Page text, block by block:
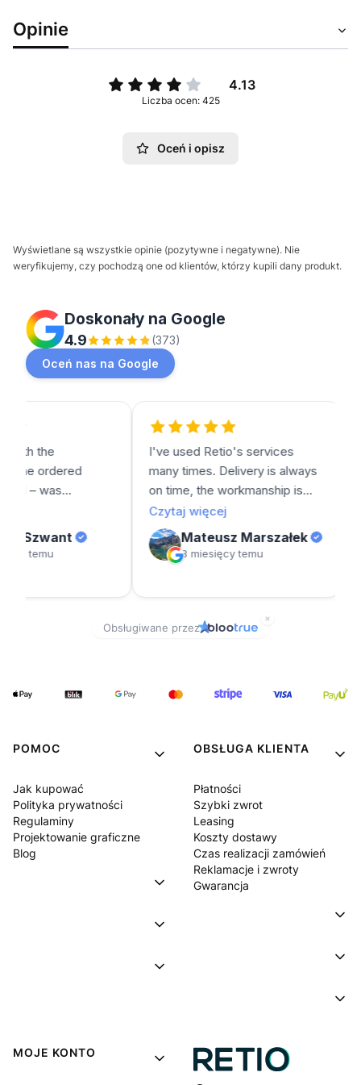
Opinie
4.13
Liczba ocen: 425
Oceń i opisz
Wyświetlane są wszystkie opinie (pozytywne i negatywne). Nie
weryfikujemy, czy pochodzą one od klientów, którzy kupili dany produkt.
POMOC
Jak kupować
Polityka prywatności
Regulaminy
Projektowanie graficzne
Blog
OBSŁUGA KLIENTA
Płatności
Szybki zwrot
Leasing
Koszty dostawy
Czas realizacji zamówień
Reklamacje i zwroty
Gwarancja
MOJE KONTO